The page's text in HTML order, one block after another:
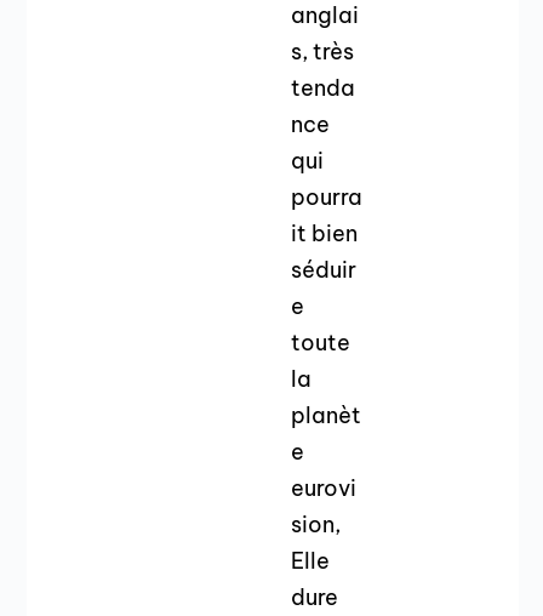
anglai
s, très
tenda
nce
qui
pourra
it bien
séduir
e
toute
la
planèt
e
eurovi
sion,
Elle
dure